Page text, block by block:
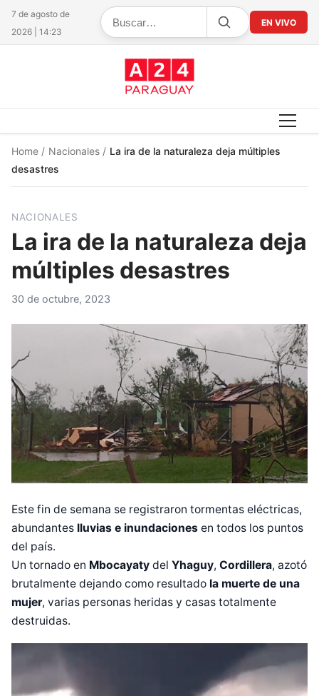
7 de agosto de
2026 | 14:23
EN VIVO
Home / Nacionales / La ira de la naturaleza deja múltiples
desastres
NACIONALES
La ira de la naturaleza deja
múltiples desastres
30 de octubre, 2023
Este fin de semana se registraron tormentas eléctricas,
abundantes lluvias e inundaciones en todos los puntos
del país.
Un tornado en Mbocayaty del Yhaguy, Cordillera, azotó
brutalmente dejando como resultado la muerte de una
mujer, varias personas heridas y casas totalmente
destruidas.